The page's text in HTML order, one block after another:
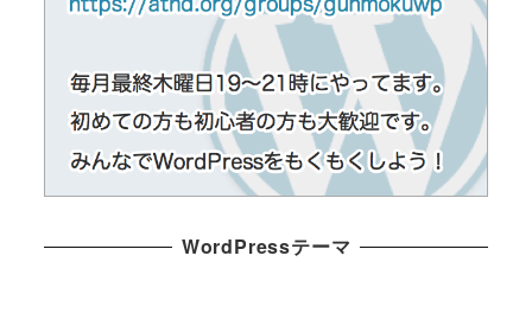
WordPressテーマ